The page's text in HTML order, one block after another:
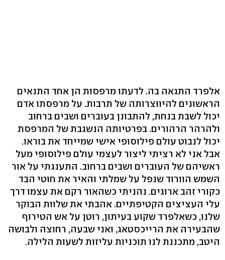
אלפרד התגאה בה. לדעתו מרפסות הן אחד התנאים
הראשונים להיווצרותה של תרבות. על מרפסתו אדם
יכול לשבת בנחת, להתבונן בעוברים ושבים ברחוב
ולהרהר הרהורים. בפרטיותה הנשגבת של המרפסת
יכול לנבוט עולם פילוסופי אישי שמייחד את בוראו.
אבל אני לא רציתי ליצור לעצמי עולם פילוסופי מעל
ראשיהם של העוברים ושבים ברחוב. התענגתי על אור
השמש הוורוד שנפל על שמלתי והאיר את חוטי הבד
כקורי זהב ארוגים. נהניתי כשהאור רקם את עצמו דרך
עלי העציצים הקטיפתיים. אהבתי את שלוות הבוקר
שלנו, כשאלפרד שקוע בעיתון, רוטן על אש הטירוף
שהבעירה את הרייכסטאג, ואני שבעה, רחוצה ולבושה
היטב, מתכננת לנו תוכניות עליזות לשעות הלילה.